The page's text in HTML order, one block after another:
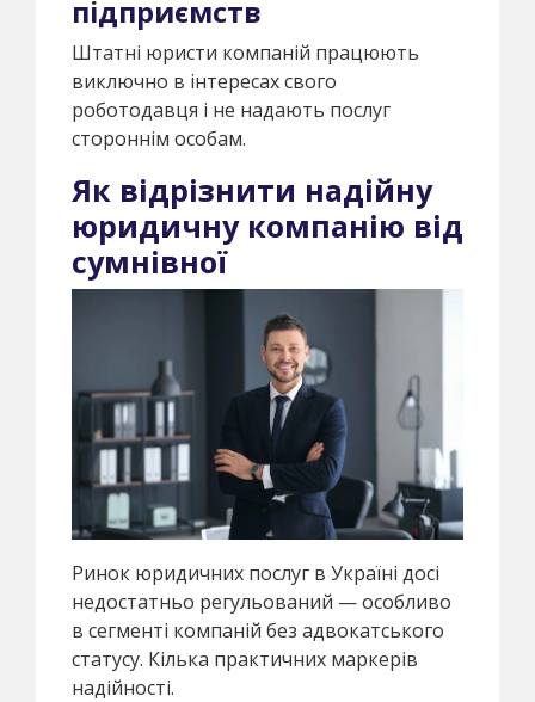
підприємств
Штатні юристи компаній працюють
виключно в інтересах свого
роботодавця і не надають послуг
стороннім особам.
Як відрізнити надійну
юридичну компанію від
сумнівної
Ринок юридичних послуг в Україні досі
недостатньо регульований — особливо
в сегменті компаній без адвокатського
статусу. Кілька практичних маркерів
надійності.